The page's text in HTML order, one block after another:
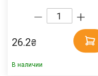
26.2₴
В наличии